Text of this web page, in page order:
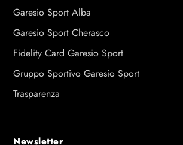
Garesio Sport Alba
Garesio Sport Cherasco
Fidelity Card Garesio Sport
Gruppo Sportivo Garesio Sport
Trasparenza
Newsletter